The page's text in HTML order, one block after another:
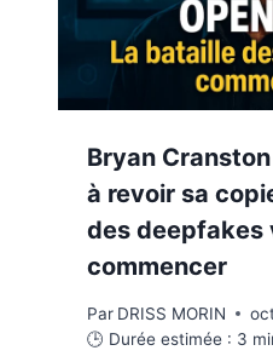
Bryan
à revoir sa
des deepfakes
commencer
Par DRISS MORIN
🕒 Durée estimée : 3